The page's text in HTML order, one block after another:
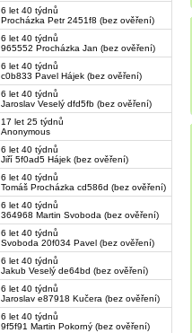
6 let 40 týdnů
Procházka Petr 2451f8 (bez ověření)
6 let 40 týdnů
965552 Procházka Jan (bez ověření)
6 let 40 týdnů
c0b833 Pavel Hájek (bez ověření)
6 let 40 týdnů
Jaroslav Veselý dfd5fb (bez ověření)
17 let 25 týdnů
Anonymous
6 let 40 týdnů
Jiří 5f0ad5 Hájek (bez ověření)
6 let 40 týdnů
Tomáš Procházka cd586d (bez ověření)
6 let 40 týdnů
364968 Martin Svoboda (bez ověření)
6 let 40 týdnů
Svoboda 20f034 Pavel (bez ověření)
6 let 40 týdnů
Jakub Veselý de64bd (bez ověření)
6 let 40 týdnů
Jaroslav e87918 Kučera (bez ověření)
6 let 40 týdnů
9f5f91 Martin Pokorný (bez ověření)